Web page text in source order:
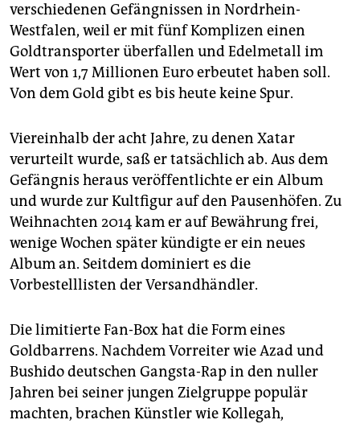
verschiedenen Gefängnissen in Nordrhein-
Westfalen, weil er mit fünf Komplizen einen
Goldtransporter überfallen und Edelmetall im
Wert von 1,7 Millionen Euro erbeutet haben soll.
Von dem Gold gibt es bis heute keine Spur.
Viereinhalb der acht Jahre, zu denen Xatar
verurteilt wurde, saß er tatsächlich ab. Aus dem
Gefängnis heraus veröffentlichte er ein Album
und wurde zur Kultfigur auf den Pausenhöfen. Zu
Weihnachten 2014 kam er auf Bewährung frei,
wenige Wochen später kündigte er ein neues
Album an. Seitdem dominiert es die
Vorbestelllisten der Versandhändler.
Die limitierte Fan-Box hat die Form eines
Goldbarrens. Nachdem Vorreiter wie Azad und
Bushido deutschen Gangsta-Rap in den nuller
Jahren bei seiner jungen Zielgruppe populär
machten, brachen Künstler wie Kollegah,